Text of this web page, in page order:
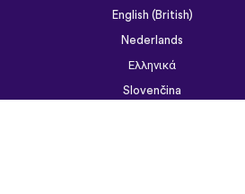
English (British)
Nederlands
Ελληνικά
Slovenčina